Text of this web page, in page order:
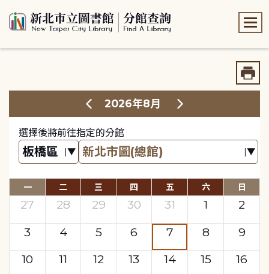
2026年8月
選擇後將前往指定的分館
一 二 三 四 五 六 日
27 28 29 30 31 1
2
3
4 5 6 7 8
9
10
11 12 13 14 15
16